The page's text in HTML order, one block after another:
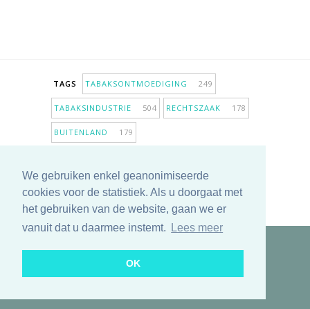
We gebruiken enkel geanonimiseerde
cookies voor de statistiek. Als u doorgaat met
het gebruiken van de website, gaan we er
vanuit dat u daarmee instemt.
Lees meer
OK
TAGS TABAKSONTMOEDIGING 249
TABAKSINDUSTRIE 504 RECHTSZAAK 178
BUITENLAND 179
ANTIROOKBELEID307 ONDERZOEK
MEER TAGS TONEN
Copyright © 2025 TabakNee - Rookpreventie Jeugd